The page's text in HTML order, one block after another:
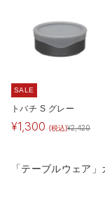
SALE
トバチ S グレー
¥1,300 (税込)¥2,420
「テーブルウェア